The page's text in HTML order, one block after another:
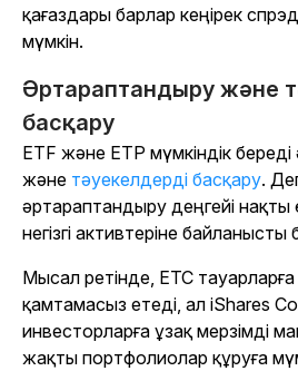
қағаздары барлар кеңірек
мүмкін.
Әртараптандыру және
басқару
ETF және ETP мүмкіндік
және тәуекелдерді басқару.
әртараптандыру деңгейі
негізгі активтеріне
Мысал ретінде, ETC тауарларға
қамтамасыз етеді, ал iShares
инвесторларға ұзақ мерзімді
жақты портфолиолар құруға